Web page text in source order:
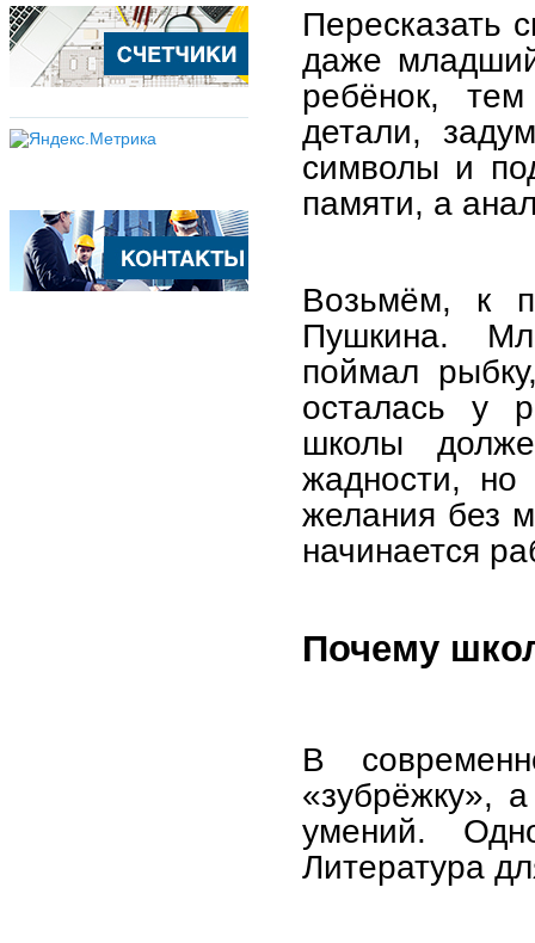
Пересказать
даже
ребёнок,
детали,
символы и
памяти, а
Возьмём, к
Пушкина.
поймал
осталась у
школы
жадности,
желания без
начинается
Почему
В
«зубрёжку»,
умений.
Литература